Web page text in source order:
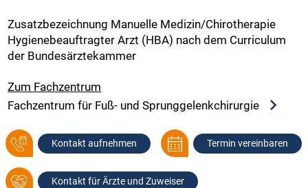
Zusatzbezeichnung Manuelle Medizin/Chirotherapie
Hygienebeauftragter Arzt (HBA) nach dem Curriculum
der Bundesärztekammer
Zum Fachzentrum
Fachzentrum für Fuß- und Sprunggelenkchirurgie
Kontakt aufnehmen Termin vereinbaren
Kontakt für Ärzte und Zuweiser